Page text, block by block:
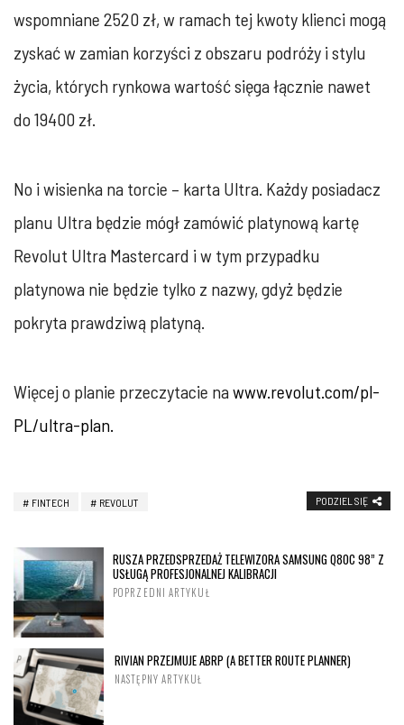
wspomniane 2520 zł, w ramach tej kwoty klienci mogą
zyskać w zamian korzyści z obszaru podróży i stylu
życia, których rynkowa wartość sięga łącznie nawet
do 19400 zł.
No i wisienka na torcie – karta Ultra. Każdy posiadacz
planu Ultra będzie mógł zamówić platynową kartę
Revolut Ultra Mastercard i w tym przypadku
platynowa nie będzie tylko z nazwy, gdyż będzie
pokryta prawdziwą platyną.
Więcej o planie przeczytacie nawww.revolut.com/pl-
PL/ultra-plan.
FINTECH REVOLUT PODZIEL SIĘ
RUSZA PRZEDSPRZEDAŻ TELEWIZORA SAMSUNG Q80C 98” Z
USŁUGĄ PROFESJONALNEJ KALIBRACJI
POPRZEDNI ARTYKUŁ
RIVIAN PRZEJMUJE ABRP (A BETTER ROUTE PLANNER)
NASTĘPNY ARTYKUŁ